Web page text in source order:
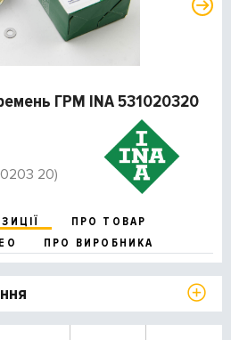
ГРМ INA 531020320
20)
ПРО ТОВАР
ПРО ВИРОБНИКА